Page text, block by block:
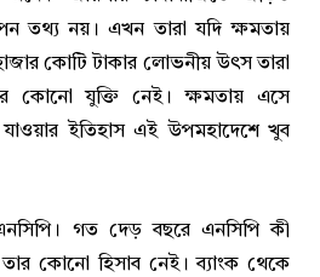
তথ্য নয়। এখন তারা যদি ক্ষমতায়
কোটি টাকার লোভনীয় উৎস তারা
কোনো যুক্তি নেই। ক্ষমতায় এসে
ইতিহাস এই উপমহাদেশে খুব
গত দেড় বছরে এনসিপি কী
তার কোনো হিসাব নেই। ব্যাংক থেকে